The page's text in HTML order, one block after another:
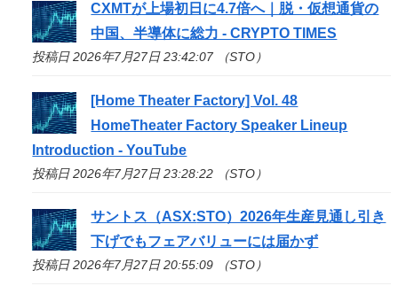
CXMTが上場初日に4.7倍へ｜脱・仮想通貨の
中国、半導体に総力 - CRYPTO TIMES
投稿日 2026年7月27日 23:42:07 （STO）
[Home Theater Factory] Vol. 48
HomeTheater Factory Speaker Lineup
Introduction - YouTube
投稿日 2026年7月27日 23:28:22 （STO）
サントス（ASX:STO）2026年生産見通し引き
下げでもフェアバリューには届かず
投稿日 2026年7月27日 20:55:09 （STO）